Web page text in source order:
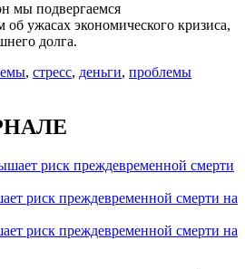
мы подвергаемся
ужасах экономического кризиса,
долга.
, стресс, деньги, проблемы
риск преждевременной смерти на
риск преждевременной смерти на